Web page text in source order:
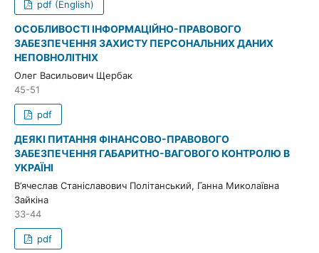
pdf (English)
ОСОБЛИВОСТІ ІНФОРМАЦІЙНО-ПРАВОВОГО
ЗАБЕЗПЕЧЕННЯ ЗАХИСТУ ПЕРСОНАЛЬНИХ ДАНИХ
НЕПОВНОЛІТНІХ
Олег Васильович Щербак
45-51
pdf
ДЕЯКІ ПИТАННЯ ФІНАНСОВО-ПРАВОВОГО
ЗАБЕЗПЕЧЕННЯ ГАБАРИТНО-ВАГОВОГО КОНТРОЛЮ В
УКРАЇНІ
В’ячеслав Станіславович Політанський, Ганна Миколаївна
Зайкіна
33-44
pdf